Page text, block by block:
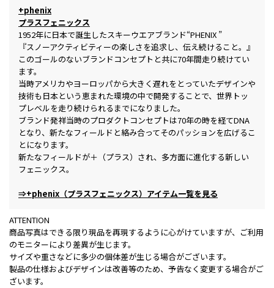
+phenix
プラスフェニックス
1952年に日本で誕生したスキーウエアブランド“PHENIX ”
『スノーアクティビティーの楽しさを追求し、伝え続けること。』
このゴールのないブランドコンセプトと共に70年間走り続けてい
ます。
当時アメリカやヨーロッパから大きく遅れをとっていたデザインや
技術も日本という恵まれた環境の中で開発することで、世界トッ
プレベルを走り続けられるまでになりました。
ブランド発祥当時のプロダクトコンセプトは70年の時を経てDNA
となり、新たなフィールドと絡み合ってそのパッションを広げるこ
とになります。
新たなフィールドが＋（プラス）され、多方面に進化する新しい
フェニックス。
⇒+phenix（プラスフェニックス）アイテム一覧を見る
ATTENTION
商品写真はできる限り現品を再現するように心がけていますが、ご利用
のモニターにより差異が生じます。
サイズや重さなどに多少の個体差が生じる場合がございます。
製品の仕様およびデザインは改善等のため、予告なく変更する場合がご
ざいます。